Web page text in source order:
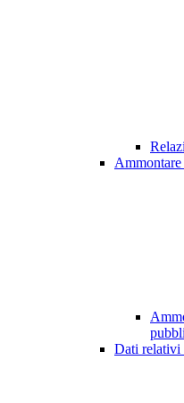
Dati relativi